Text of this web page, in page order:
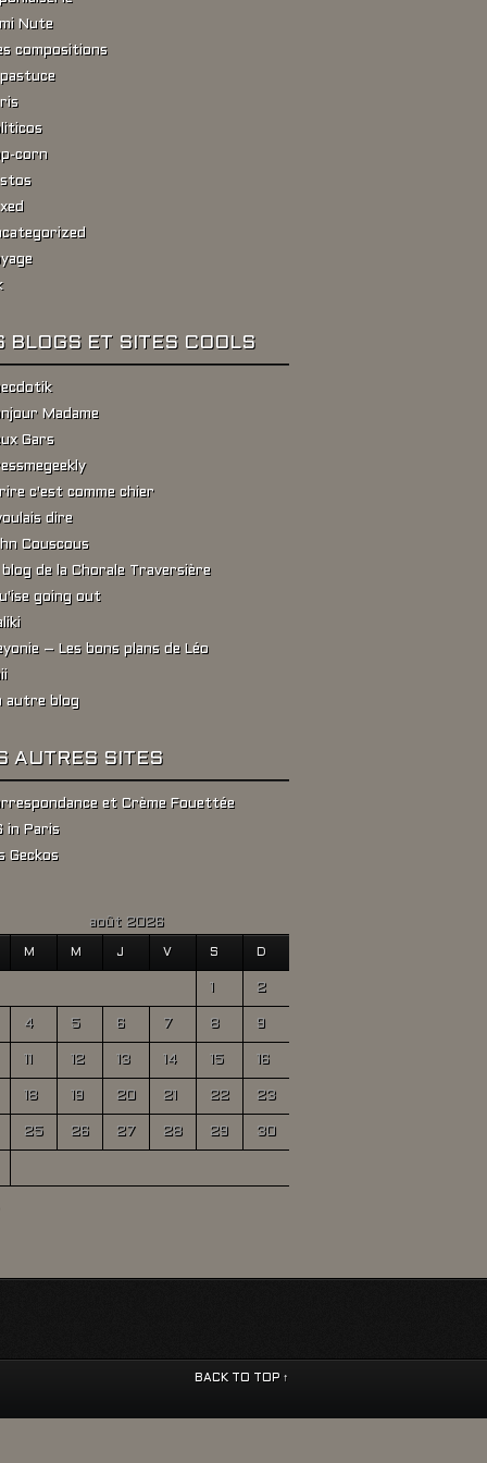
Nute
compositions
corn
BLOGS ET SITES COOLS
Madame
Gars
c'est comme chier
dire
Couscous
blog de la Chorale Traversière
going out
– Les bons plans de Léo
autre blog
AUTRES SITES
et Crème Fouettée
in Paris
Geckos
août 2026
M M J V S D
1 2
4 5 6 7 8 9
11 12 13 14 15 16
18 19 20 21 22 23
25 26 27 28 29 30
BACK TO TOP ↑